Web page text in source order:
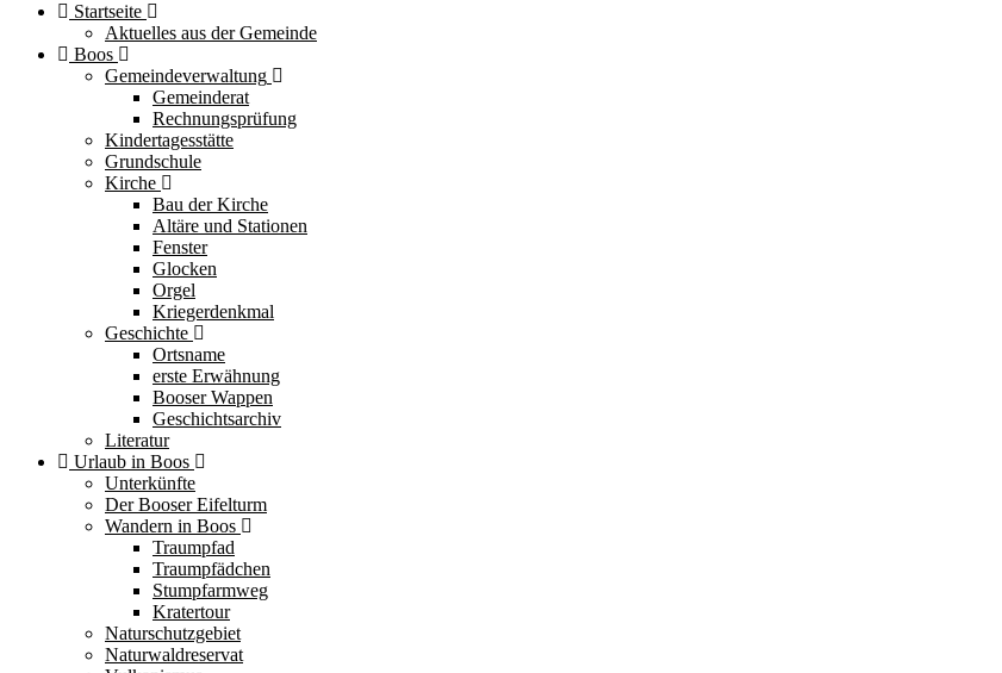
Startseite
Aktuelles aus der Gemeinde
Boos
Gemeindeverwaltung
Gemeinderat
Rechnungsprüfung
Kindertagesstätte
Grundschule
Kirche
Bau der Kirche
Altäre und Stationen
Fenster
Glocken
Orgel
Kriegerdenkmal
Geschichte
Ortsname
erste Erwähnung
Booser Wappen
Geschichtsarchiv
Literatur
Urlaub in Boos
Unterkünfte
Der Booser Eifelturm
Wandern in Boos
Traumpfad
Traumpfädchen
Stumpfarmweg
Kratertour
Naturschutzgebiet
Naturwaldreservat